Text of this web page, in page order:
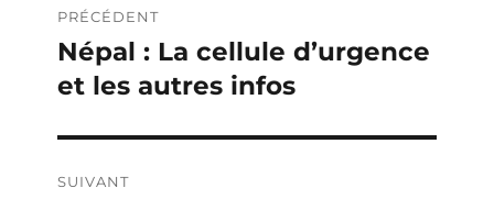
de
l’article
PRÉCÉDENT
Publication
précédente :
Népal : La cellule d’urgence
et les autres infos
SUIVANT